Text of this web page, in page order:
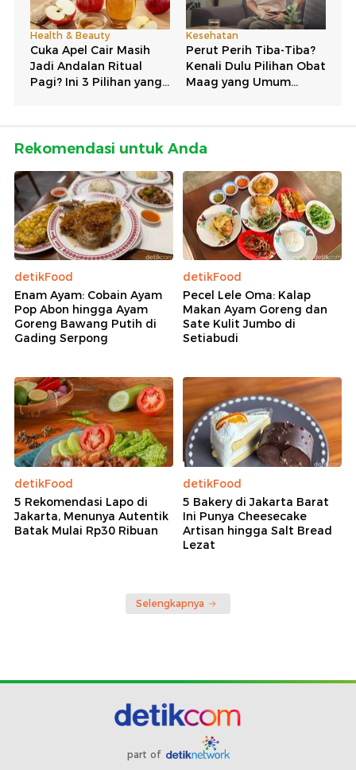
Rekomendasi untuk Anda
detikFood
Enam Ayam: Cobain Ayam
Pop Abon hingga Ayam
Goreng Bawang Putih di
Gading Serpong
detikFood
Pecel Lele Oma: Kalap
Makan Ayam Goreng dan
Sate Kulit Jumbo di
Setiabudi
detikFood
5 Rekomendasi Lapo di
Jakarta, Menunya Autentik
Batak Mulai Rp30 Ribuan
detikFood
5 Bakery di Jakarta Barat
Ini Punya Cheesecake
Artisan hingga Salt Bread
Lezat
Selengkapnya
part of